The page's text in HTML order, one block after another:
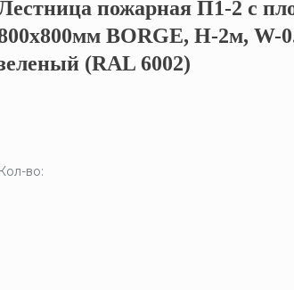
Кликните,
пожарная П1-2 с
BORGE, Н-2м, W-
(RAL 6002)
Кол-во: